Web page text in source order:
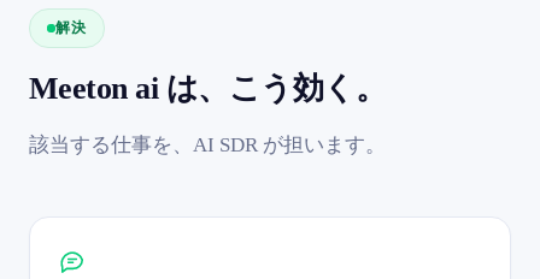
解決
Meeton ai は、こう効く。
該当する仕事を、AI SDR が担います。